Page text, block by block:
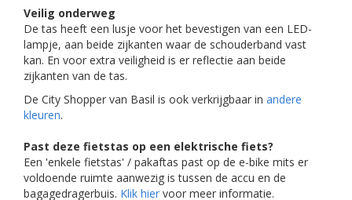
Veilig onderweg
De tas heeft een lusje voor het bevestigen van een LED-
lampje, aan beide zijkanten waar de schouderband vast
kan. En voor extra veiligheid is er reflectie aan beide
zijkanten van de tas.
De City Shopper van Basil is ook verkrijgbaar in andere
kleuren.
Past deze fietstas op een elektrische fiets?
Een 'enkele fietstas' / pakaftas past op de e-bike mits er
voldoende ruimte aanwezig is tussen de accu en de
bagagedragerbuis. Klik hier voor meer informatie.